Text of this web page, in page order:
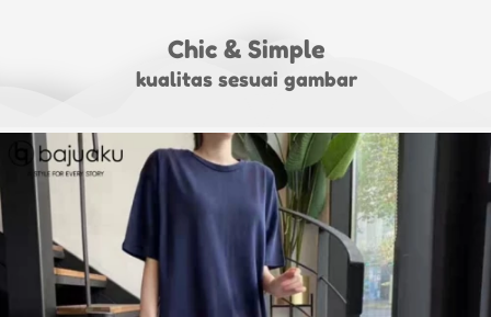
Chic & Simple
kualitas sesuai gambar